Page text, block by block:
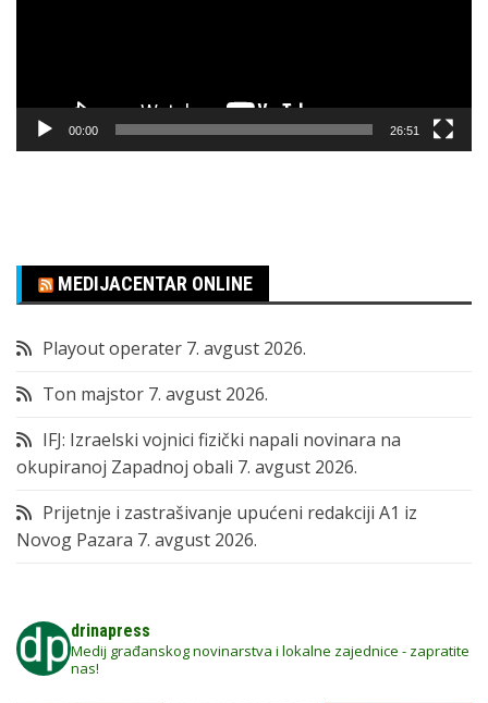
00:00 26:51
MEDIJACENTAR ONLINE
Playout operater 7. avgust 2026.
Ton majstor 7. avgust 2026.
IFJ: Izraelski vojnici fizički napali novinara na
okupiranoj Zapadnoj obali 7. avgust 2026.
Prijetnje i zastrašivanje upućeni redakciji A1 iz
Novog Pazara 7. avgust 2026.
drinapress
Medij građanskog novinarstva i lokalne zajednice - zapratite
nas!